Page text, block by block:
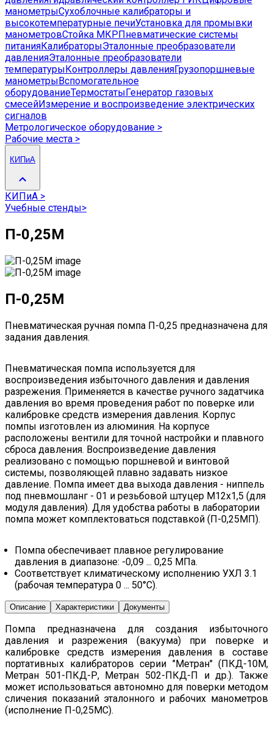
манометрыСухоблочные калибраторы и
высокотемпературные печиУстановка для промывки
манометровСтойка МКР Пневматические системы
питанияКалибраторыЭталонные преобразователи
давленияЭталонные преобразователи
температуры Контроллеры давленияГрузопоршневые
манометры Вспомогательное
оборудованиеТермостаты Генератор газовых
смесейИзмерение и воспроизведение электрических
сигналов
Метрологическое оборудование >
Рабочие места >
КИПиА
КИПиА >
Учебные стенды>
П-0,25М
П-0,25М
Пневматическая ручная помпа П-0,25 предназначена для
задания давления.
Пневматическая помпа используется для
воспроизведения избыточного давления и давления
разрежения. Применяется в качестве ручного задатчика
давления во время проведения работ по поверке или
калибровке средств измерения давления. Корпус
помпы изготовлен из алюминия. На корпусе
расположены вентили для точной настройки и плавного
сброса давления. Воспроизведение давления
реализовано с помощью поршневой и винтовой
системы, позволяющей плавно задавать низкое
давление. Помпа имеет два выхода давления - ниппель
под пневмошланг - 01 и резьбовой штуцер М12х1,5 (для
модуля давления). Для удобства работы в лаборатории
помпа может комплектоваться подставкой (П-0,25МП).
Помпа обеспечивает плавное регулирование
давления в диапазоне: -0,09 ... 0,25 МПа.
Cоответствует климатическому исполнению УХЛ 3.1
(рабочая температура 0 ... 50°C).
Описание Характеристики Документы
Помпа предназначена для создания избыточного
давления и разрежения (вакуума) при поверке и
калибровке средств измерения давления в составе
портативных калибраторов серии "Метран" (ПКД-10М,
Метран 501-ПКД-Р, Метран 502-ПКД-П и др.). Также
может использоваться автономно для поверки методом
сличения показаний эталонного и рабочих манометров
(исполнение П-0,25МС).